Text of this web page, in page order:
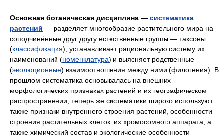
Основная ботаническая дисциплина — систематика
растений — разделяет многообразие растительного мира на
соподчинённые друг другу естественные группы — таксоны
(классификация), устанавливает рациональную систему их
наименований (номенклатура) и выясняет родственные
(эволюционные) взаимоотношения между ними (филогения). В
прошлом систематика основывалась на внешних
морфологических признаках растений и их географическом
распространении, теперь же систематики широко используют
также признаки внутреннего строения растений, особенности
строения растительных клеток, их хромосомного аппарата, а
также химический состав и экологические особенности